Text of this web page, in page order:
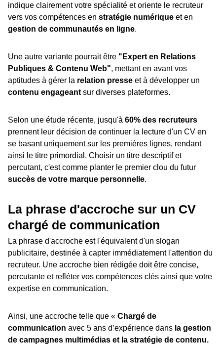
indique clairement votre spécialité et oriente le recruteur
vers vos compétences en stratégie numérique et en
gestion de communautés en ligne.
Une autre variante pourrait être "Expert en Relations
Publiques & Contenu Web", mettant en avant vos
aptitudes à gérer la relation presse et à développer un
contenu engageant sur diverses plateformes.
Selon une étude récente, jusqu'à 60% des recruteurs
prennent leur décision de continuer la lecture d'un CV en
se basant uniquement sur les premières lignes, rendant
ainsi le titre primordial. Choisir un titre descriptif et
percutant, c'est comme planter le premier clou du futur
succès de votre marque personnelle.
La phrase d'accroche sur un CV
chargé de communication
La phrase d'accroche est l'équivalent d'un slogan
publicitaire, destinée à capter immédiatement l'attention du
recruteur. Une accroche bien rédigée doit être concise,
percutante et refléter vos compétences clés ainsi que votre
expertise en communication.
Ainsi, une accroche telle que « Chargé de
communication avec 5 ans d’expérience dans la gestion
de campagnes multimédias et la stratégie de contenu.